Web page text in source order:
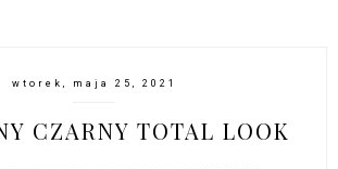
wtorek, maja 25, 2021
CZARNY TOTAL LOOK